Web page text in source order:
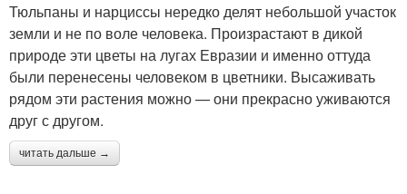
Тюльпаны и нарциссы нередко делят небольшой участок
земли и не по воле человека. Произрастают в дикой
природе эти цветы на лугах Евразии и именно оттуда
были перенесены человеком в цветники. Высаживать
рядом эти растения можно — они прекрасно уживаются
друг с другом.
читать дальше →